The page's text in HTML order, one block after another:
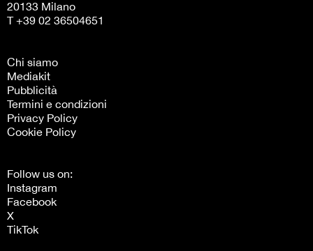
20133 Milano
T +39 02 36504651
Chi siamo
Mediakit
Pubblicità
Termini e condizioni
Privacy Policy
Cookie Policy
Follow us on:
Instagram
Facebook
X
TikTok